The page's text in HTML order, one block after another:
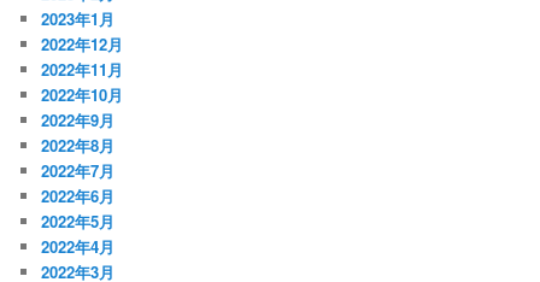
2023年1月
2022年12月
2022年11月
2022年10月
2022年9月
2022年8月
2022年7月
2022年6月
2022年5月
2022年4月
2022年3月